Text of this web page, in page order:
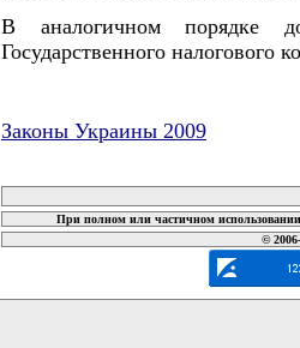
В аналогичном порядке
Государственного налогового
Законы Украины 2009
При полном или частичном
©